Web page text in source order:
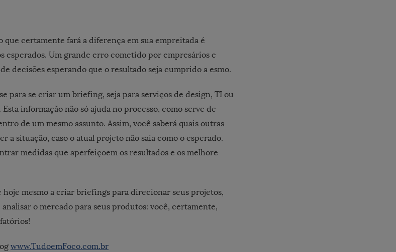
que certamente fará a diferença em sua empreitada é
esperados. Um grande erro cometido por empresários e
decisões esperando que o resultado seja cumprido a esmo.
para se criar um briefing, seja para serviços de design, TI ou
informação não só ajuda no processo, como serve de
de um mesmo assunto. Assim, você saberá quais outras
a situação, caso o atual projeto não saia como o esperado.
medidas que aperfeiçoem os resultados e os melhore
hoje mesmo a criar briefings para direcionar seus projetos,
o mercado para seus produtos: você, certamente,
www.TudoemFoco.com.br